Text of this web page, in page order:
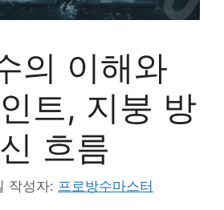
의 이해와
트, 지붕 방
흐름
작성자: 프로방수마스터